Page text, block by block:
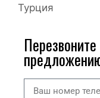
Турция